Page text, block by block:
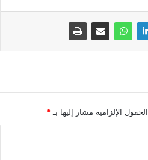
الحقول الإلزامية مشار إليها بـ*